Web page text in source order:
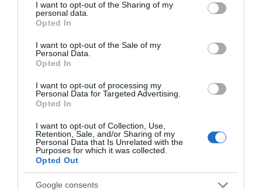
not limited to your visit or usage behaviour. You may click to
grant or deny consent to Google and its third-party tags to
use your data for below specified purposes in below Google
consent section.
I want to opt-out of the Sharing of my
personal data.
Opted In
I want to opt-out of the Sale of my
Personal Data.
Opted In
I want to opt-out of processing my
Personal Data for Targeted Advertising.
Opted In
I want to opt-out of Collection, Use,
Retention, Sale, and/or Sharing of my
Personal Data that Is Unrelated with the
Purposes for which it was collected.
Opted Out
Google consents
ΔΙΑΒΑΣΤΕ ΚΑΙ ΤΑ ΠΑΡΑΚΑΤΩ
Το σχέδιο του Ισραήλ για τους Κούρδους
Αντίστροφη μέτρηση για το Μπέρμιγχαμ 2026:
Ιστορική ελληνική παρουσία στο Ευρωπαϊκό Στίβου